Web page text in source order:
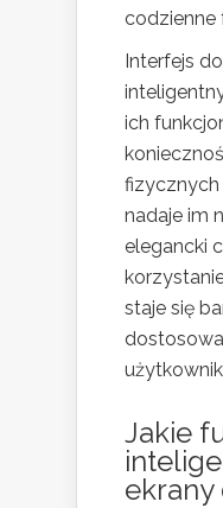
codzienne
Interfejs
ich
fizycznych
nadaje im
elegancki
staje się
Jakie